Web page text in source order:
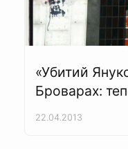
«Убитий
Броварах:
22.04.2013